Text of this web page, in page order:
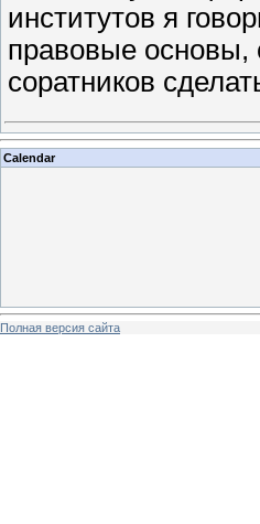
институтов я
правовые
соратников
Calendar
Полная версия сайта